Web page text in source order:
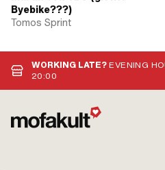
Byebike???)
Tomos Sprint
WORKING LATE?EVENING
20:00